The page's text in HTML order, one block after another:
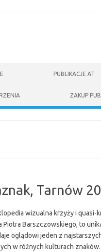
PUBLIKACJE AT
ZAKUP
Tarnów
wizualna krzyży i quasi-
Piotra Barszczowskiego, to
oglądowi jeden z
w różnych kulturach